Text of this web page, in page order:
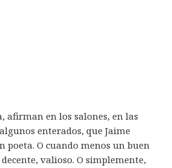
afirman en los salones, en las
enterados, que Jaime
poeta. O cuando menos un buen
valioso. O simplemente,